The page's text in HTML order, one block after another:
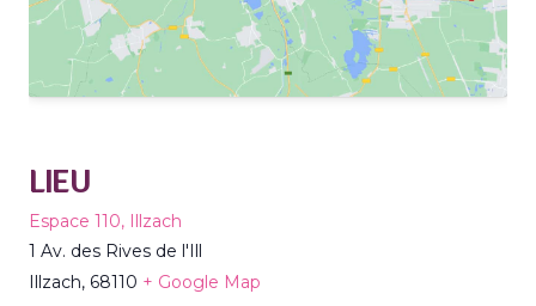
LIEU
Espace 110, Illzach
1 Av. des Rives de l'Ill
Illzach, 68110 + Google Map